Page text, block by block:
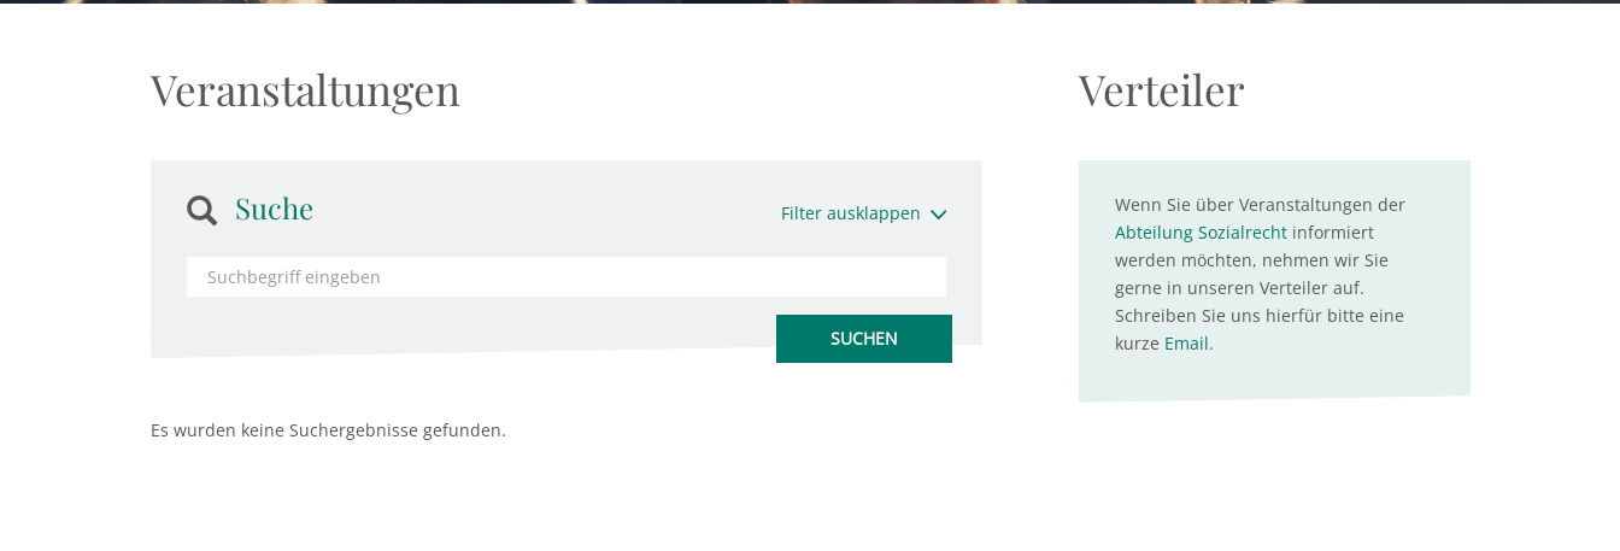
Veranstaltungen
Suche Filter ausklappen
Es wurden keine Suchergebnisse gefunden.
Verteiler
Wenn Sie über Veranstaltungen der
Abteilung Sozialrechtinformiert
werden möchten, nehmen wir Sie
gerne in unseren Verteiler auf.
Schreiben Sie uns hierfür bitte eine
kurze Email.